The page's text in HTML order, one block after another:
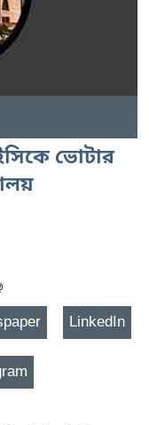
ইসিকে ভোটার
LinkedIn